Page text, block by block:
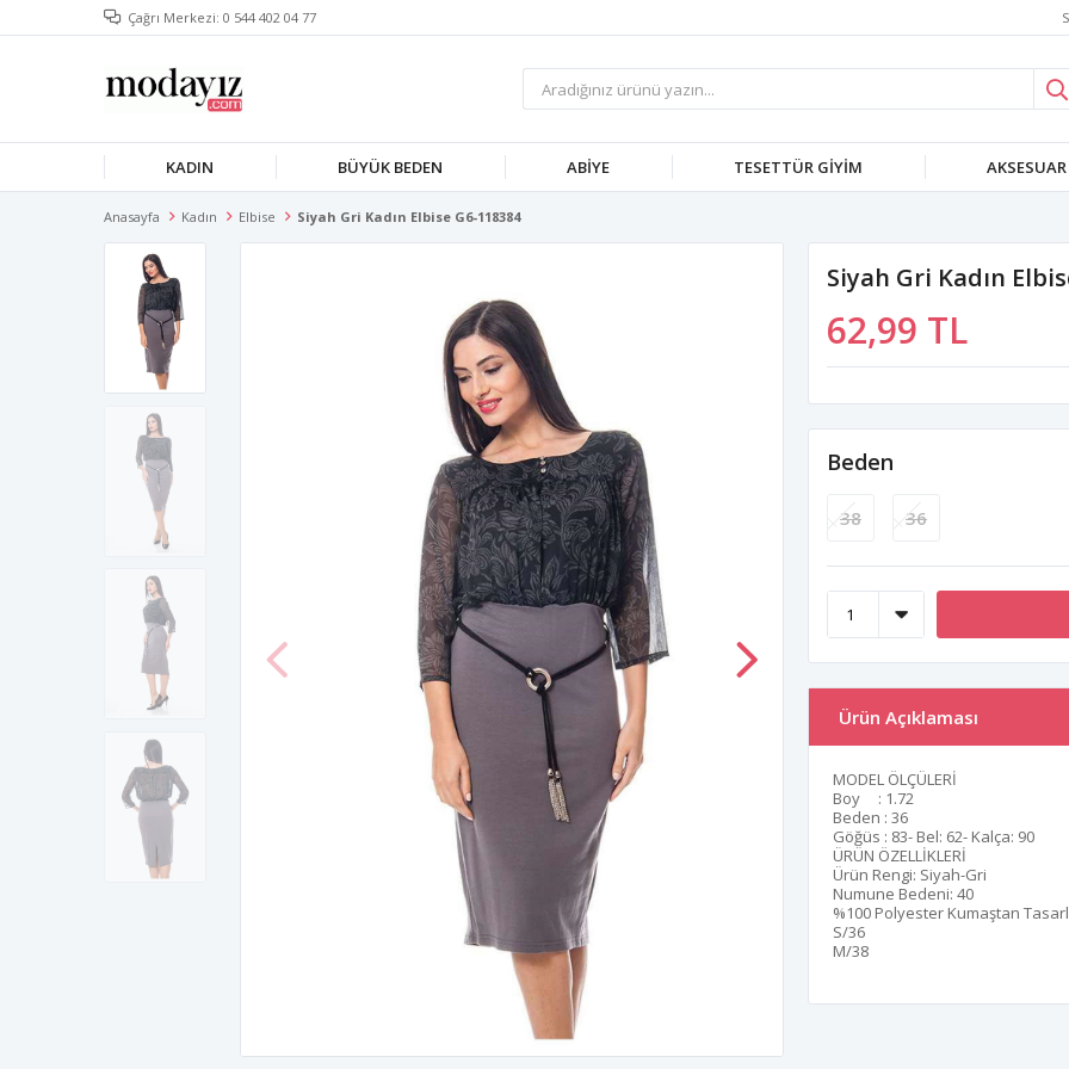
Çağrı Merkezi: 0 544 402 04 77
KADIN BÜYÜK BEDEN ABIYE TESETTÜR GIYIM AKSESUAR
Anasayfa Kadın Elbise Siyah Gri Kadın Elbise G6-118384
Siyah Gri Kadın
62,99 TL
Beden
38 36
Ürün Açıklaması
MODEL ÖLÇÜLERİ
Boy : 1.72
Beden : 36
Göğüs : 83- Bel: 62- Kalça: 90
ÜRÜN ÖZELLİKLERİ
Ürün Rengi: Siyah-Gri
Numune Bedeni: 40
%100 Polyester Kumaştan
S/36
M/38